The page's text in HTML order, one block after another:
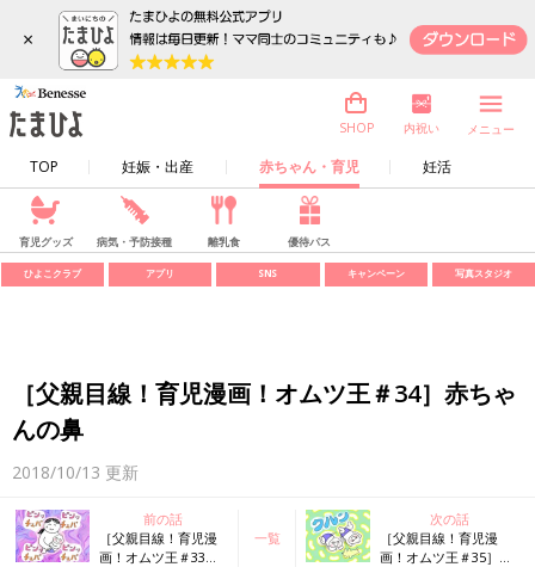
×
TOP 妊娠・出産 赤ちゃん・育児 妊活
SHOP 内祝い メニュー
育児グッズ 病気・予防接種 離乳食 優待パス
ひよこクラブ アプリ SNS キャンペーン 写真スタジオ
［父親目線！育児漫画！オムツ王＃34］赤ちゃ
んの鼻
2018/10/13 更新
前の話
［父親目線！育児漫
画！オムツ王＃33］
一覧
次の話
［父親目線！育児漫
画！オムツ王＃35］運